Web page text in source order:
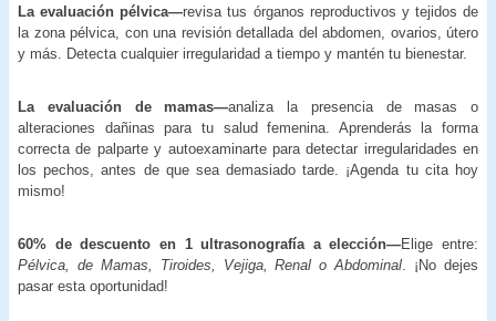
La evaluación pélvica—revisa tus órganos reproductivos y tejidos de
la zona pélvica, con una revisión detallada del abdomen, ovarios, útero
y más. Detecta cualquier irregularidad a tiempo y mantén tu bienestar.
La evaluación de mamas—analiza la presencia de masas o
alteraciones dañinas para tu salud femenina. Aprenderás la forma
correcta de palparte y autoexaminarte para detectar irregularidades en
los pechos, antes de que sea demasiado tarde. ¡Agenda tu cita hoy
mismo!
60% de descuento en 1 ultrasonografía a elección—Elige entre:
Pélvica, de Mamas, Tiroides, Vejiga, Renal o Abdominal . ¡No dejes
pasar esta oportunidad!